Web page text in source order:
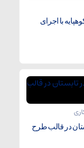
در کوهپایه با اجرای
در تابستان در قالب طرح